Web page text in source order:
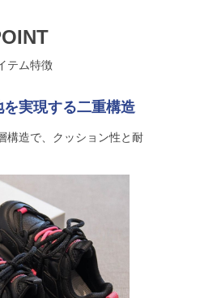
テム特徴
実現する二重構造
構造で、クッション性と耐